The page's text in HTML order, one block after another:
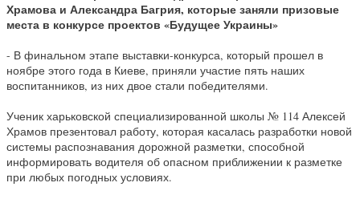
Храмова и Александра Багрия, которые заняли призовые
места в конкурсе проектов «Будущее Украины»
- В финальном этапе выставки-конкурса, который прошел в
ноябре этого года в Киеве, приняли участие пять наших
воспитанников, из них двое стали победителями.
Ученик харьковской специализированной школы № 114 Алексей
Храмов презентовал работу, которая касалась разработки новой
системы распознавания дорожной разметки, способной
информировать водителя об опасном приближении к разметке
при любых погодных условиях.